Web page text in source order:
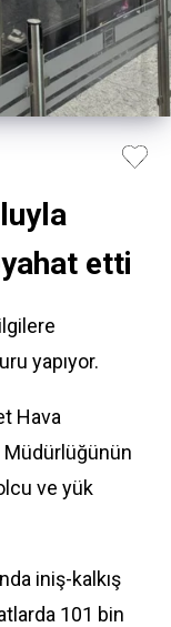
etti
yapıyor.
Hava
Müdürlüğünün
ve yük
iniş-kalkış
101 bin